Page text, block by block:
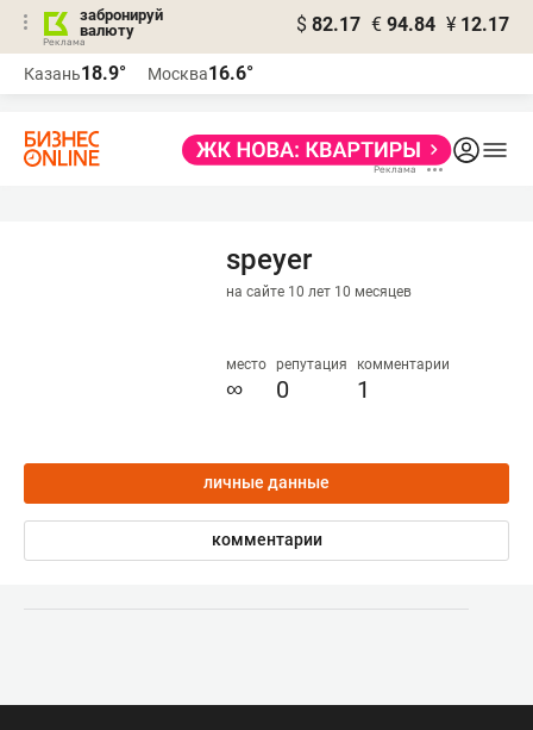
забронируй
валюту
$ 82.17 € 94.84 ¥ 12.17
Казань18.9° Москва16.6°
speyer
на сайте 10 лет 10 месяцев
место
∞
репутация
0
комментарии
1
личные данные
комментарии